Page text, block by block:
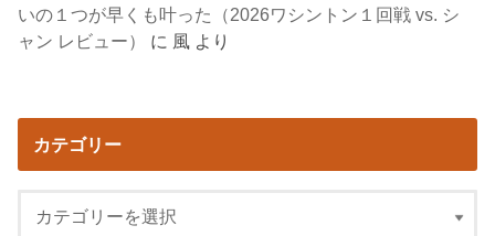
いの１つが早くも叶った（2026ワシントン１回戦 vs. シ
ャン レビュー）
に 風 より
カテゴリー